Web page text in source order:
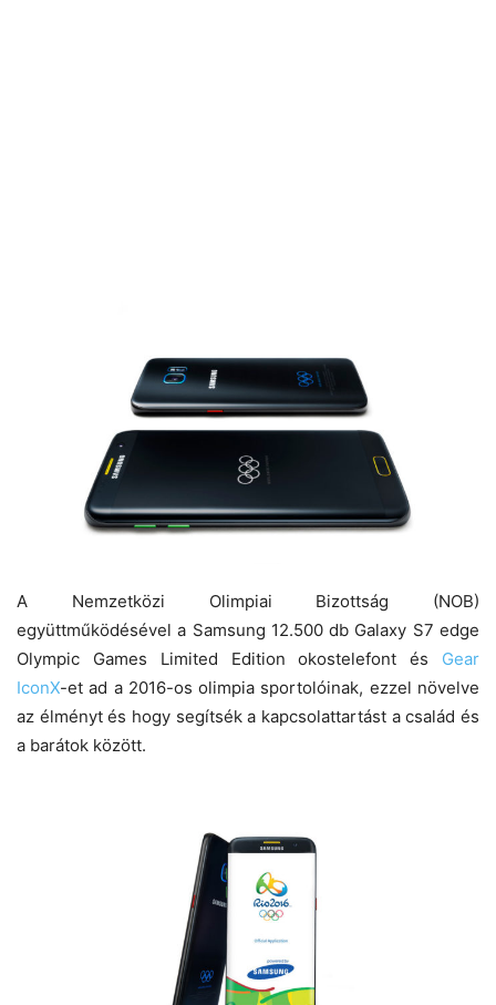
A Nemzetközi Olimpiai Bizottság (NOB)
együttműködésével a Samsung 12.500 db Galaxy S7 edge
Olympic Games Limited Edition okostelefont és Gear
IconX-et ad a 2016-os olimpia sportolóinak, ezzel növelve
az élményt és hogy segítsék a kapcsolattartást a család és
a barátok között.